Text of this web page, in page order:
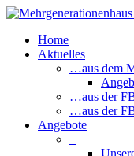
Home
Aktuelles
…aus dem
…aus der
…aus der
Angebote